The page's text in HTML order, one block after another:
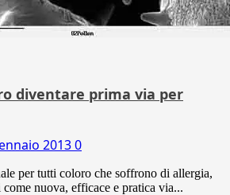
diventare prima via per
20130
per tutti coloro che soffrono di allergia,
come nuova, efficace e pratica via...